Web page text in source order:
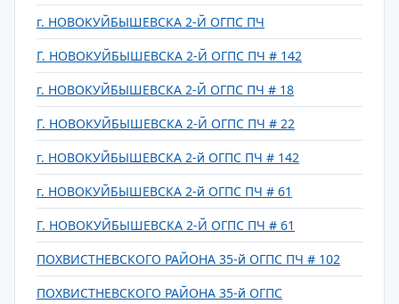
г. НОВОКУЙБЫШЕВСКА 2-Й ОГПС ПЧ
Г. НОВОКУЙБЫШЕВСКА 2-Й ОГПС ПЧ # 142
г. НОВОКУЙБЫШЕВСКА 2-Й ОГПС ПЧ # 18
Г. НОВОКУЙБЫШЕВСКА 2-Й ОГПС ПЧ # 22
г. НОВОКУЙБЫШЕВСКА 2-й ОГПС ПЧ # 142
г. НОВОКУЙБЫШЕВСКА 2-й ОГПС ПЧ # 61
Г. НОВОКУЙБЫШЕВСКА 2-Й ОГПС ПЧ # 61
ПОХВИСТНЕВСКОГО РАЙОНА 35-й ОГПС ПЧ # 102
ПОХВИСТНЕВСКОГО РАЙОНА 35-й ОГПС